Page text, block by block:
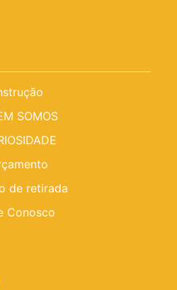
SOMOS
de retirada
Conosco